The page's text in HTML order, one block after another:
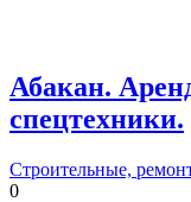
Абакан.
спецтехники.
Строительные,
0